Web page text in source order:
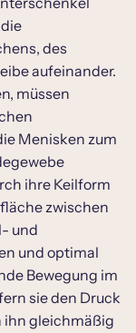
einen
bei
des
aufeinander.
müssen
Menisken zum
ihre Keilform
zwischen
und
und optimal
Bewegung im
sie den Druck
ihn gleichmäßig